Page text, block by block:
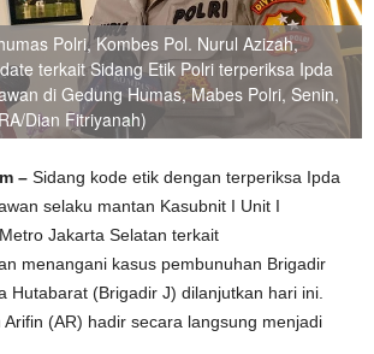
Polri, Kombes Pol. Nurul Azizah,
terkait Sidang Etik Polri terperiksa Ipda
di Gedung Humas, Mabes Polri, Senin,
Dian Fitriyanah)
– Sidang kode etik dengan terperiksa Ipda
selaku mantan Kasubnit I Unit I
Jakarta Selatan terkait
menangani kasus pembunuhan Brigadir
Hutabarat (Brigadir J) dilanjutkan hari ini.
Arifin (AR) hadir secara langsung menjadi